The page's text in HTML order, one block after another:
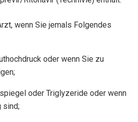
wenn Sie jemals Folgendes
oder wenn Sie zu
oder Triglyzeride oder wenn
sind;